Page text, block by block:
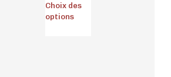
Choix des
options